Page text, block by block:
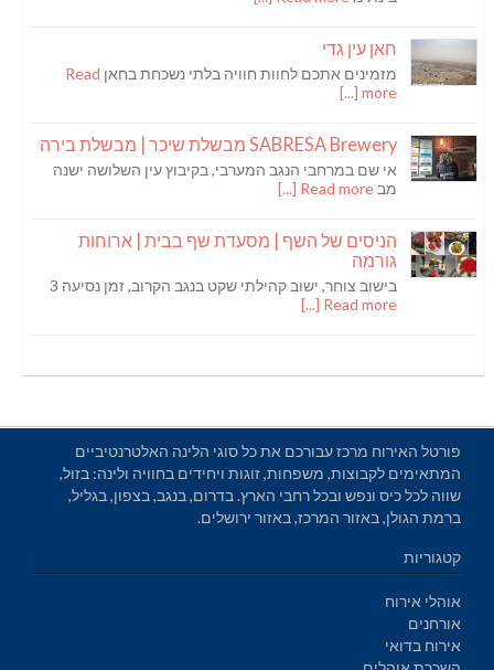
חאן עין גדי
מזמינים אתכם לחוות חוויה בלתי נשכחת בחאן Read
more [...]
SABRESA Brewery מבשלת שיכר | מבשלת בירה
אי שם במרחבי הנגב המערבי, בקיבוץ עין השלושה ישנה
מב Read more [...]
הניסים של השף | מסעדת שף בבית | ארוחות
גורמה
בישוב צוחר, ישוב קהילתי שקט בנגב הקרוב, זמן נסיעה 3
Read more [...]
פורטל האירוח מרכז עבורכם את כל סוגי הלינה האלטרנטיביים
המתאימים לקבוצות, משפחות, זוגות ויחידים בחוויה ולינה: בזול,
שווה לכל כיס ונפש ובכל רחבי הארץ. בדרום, בנגב, בצפון, בגליל,
ברמת הגולן, באזור המרכז, באזור ירושלים.
קטגוריות
אוהלי אירוח
אורחנים
אירוח בדואי